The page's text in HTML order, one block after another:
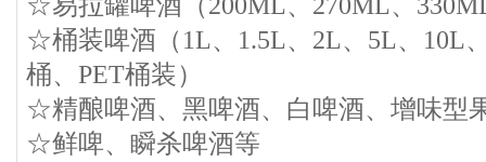
☆桶装啤酒（1L、1.5L、2L、5L、10L
桶、PET桶装）
☆精酿啤酒、黑啤酒、白啤酒、增味型
☆鲜啤、瞬杀啤酒等